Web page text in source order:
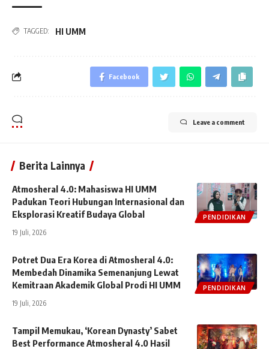
TAGGED: HI UMM
Facebook
Leave a comment
Berita Lainnya
PENDIDIKAN
Atmosheral 4.0: Mahasiswa HI UMM
Padukan Teori Hubungan Internasional dan
Eksplorasi Kreatif Budaya Global
19 Juli, 2026
PENDIDIKAN
Potret Dua Era Korea di Atmosheral 4.0:
Membedah Dinamika Semenanjung Lewat
Kemitraan Akademik Global Prodi HI UMM
19 Juli, 2026
Tampil Memukau, ‘Korean Dynasty’ Sabet
Best Performance Atmosheral 4.0 Hasil